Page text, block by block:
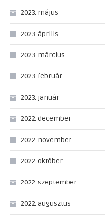
2023. május
2023. április
2023. március
2023. február
2023. január
2022. december
2022. november
2022. október
2022. szeptember
2022. augusztus